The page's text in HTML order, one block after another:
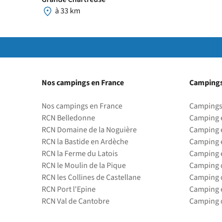
à 33 km
Nos campings en France
Nos campings en France
RCN Belledonne
RCN Domaine de la Noguière
RCN la Bastide en Ardèche
RCN la Ferme du Latois
RCN le Moulin de la Pique
RCN les Collines de Castellane
RCN Port l'Epine
RCN Val de Cantobre
Camping
Camping
Camping
Camping
Camping
Camping
Camping
Camping